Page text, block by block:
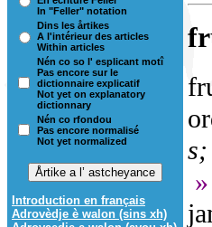
In "Feller" notation
Dins les årtikes
A l'intérieur des articles
Within articles
Nén co so l' esplicant motî
Pas encore sur le
dictionnaire explicatif
Not yet on explanatory
dictionnary
Nén co rfondou
Pas encore normalisé
Not yet normalized
Introduction en français
Adrovèdje è walon (sins xh)
»